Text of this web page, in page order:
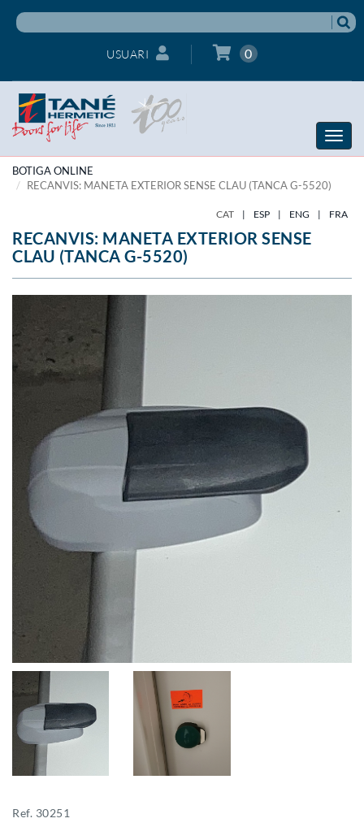
USUARI 0
Toggle
BOTIGA ONLINE
RECANVIS: MANETA EXTERIOR SENSE CLAU (TANCA G-5520)
CAT | ESP | ENG | FRA
RECANVIS: MANETA EXTERIOR SENSE
CLAU (TANCA G-5520)
Ref. 30251